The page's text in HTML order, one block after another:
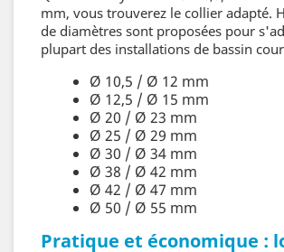
mm, vous trouverez le collier adapté.
de diamètres sont proposées pour
plupart des installations de bassin
Ø 10,5 / Ø 12 mm
Ø 12,5 / Ø 15 mm
Ø 20 / Ø 23 mm
Ø 25 / Ø 29 mm
Ø 30 / Ø 34 mm
Ø 38 / Ø 42 mm
Ø 42 / Ø 47 mm
Ø 50 / Ø 55 mm
Pratique et économique :